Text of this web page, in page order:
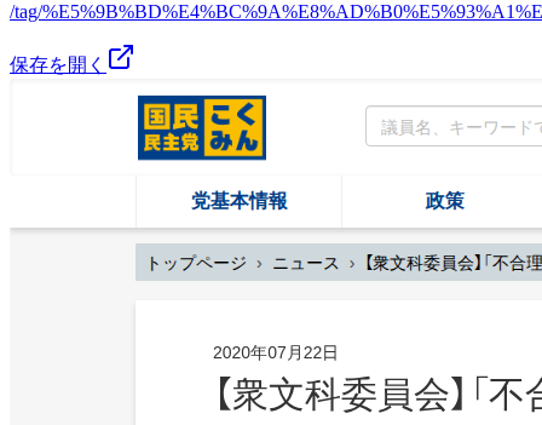
/tag/
保存を開く